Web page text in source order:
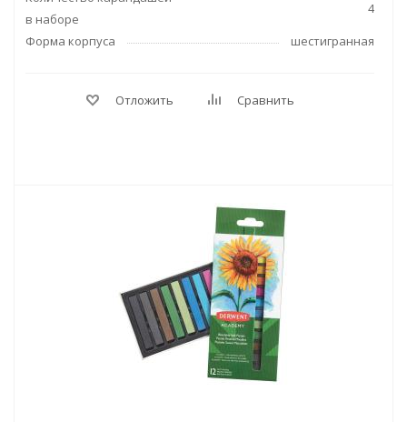
в наборе
4
Форма корпуса
шестигранная
Отложить Сравнить